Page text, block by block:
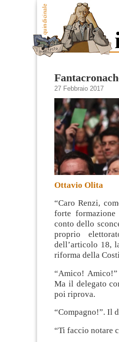
27 Febbraio 2017
Ottavio Olita
“Caro Renzi,
forte
conto dello
proprio
dell’articolo 18,
riforma della
“Amico!
Ma il delegato
poi riprova.
“Compagno!”. Il
“Ti faccio notare